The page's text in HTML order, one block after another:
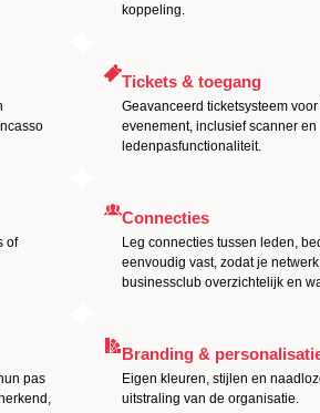
koppeling.
Tickets & toegang
Geavanceerd ticketsysteem
evenement, inclusief scanner en
ledenpasfunctionaliteit.
of
Connecties
Leg connecties tussen leden,
eenvoudig vast, zodat je
businessclub overzichtelijk en
pas
Branding &
Eigen kleuren, stijlen en
uitstraling van de organisatie.